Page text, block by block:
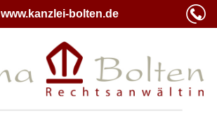
www.kanzlei-bolten.de